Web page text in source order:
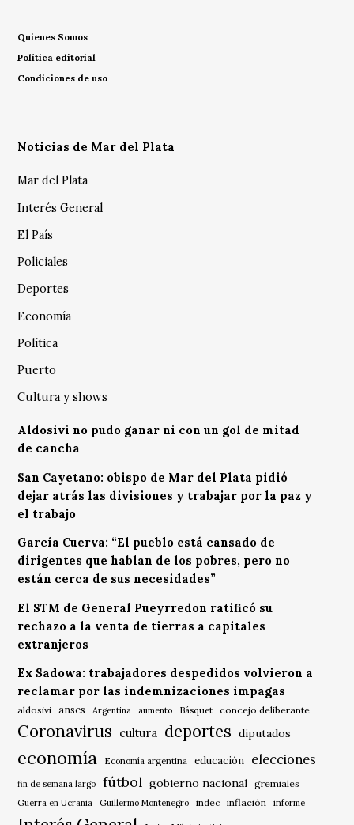
Quienes Somos
Política editorial
Condiciones de uso
Noticias de Mar del Plata
Mar del Plata
Interés General
El País
Policiales
Deportes
Economía
Política
Puerto
Cultura y shows
Aldosivi no pudo ganar ni con un gol de mitad
de cancha
San Cayetano: obispo de Mar del Plata pidió
dejar atrás las divisiones y trabajar por la paz y
el trabajo
García Cuerva: “El pueblo está cansado de
dirigentes que hablan de los pobres, pero no
están cerca de sus necesidades”
El STM de General Pueyrredon ratificó su
rechazo a la venta de tierras a capitales
extranjeros
Ex Sadowa: trabajadores despedidos volvieron a
reclamar por las indemnizaciones impagas
aldosivi anses Argentina aumento Básquet concejo deliberante
Coronavirus cultura deportes diputados
economía Economía argentina educación elecciones
fin de semana largo fútbol gobierno nacional gremiales
Guerra en Ucrania Guillermo Montenegro indec inflación informe